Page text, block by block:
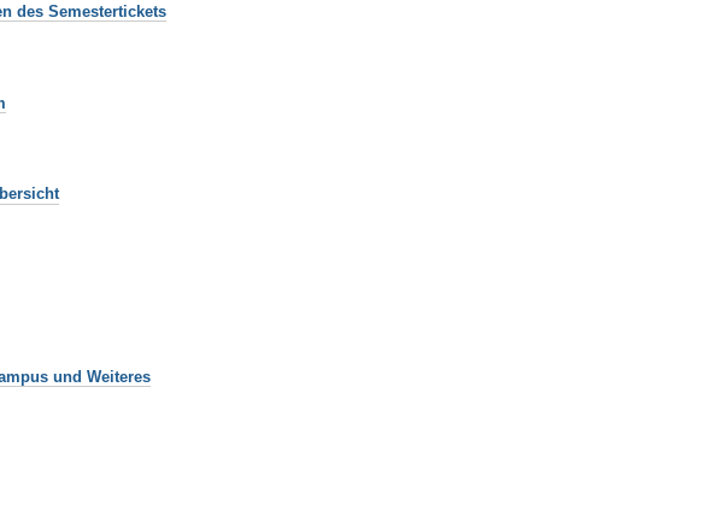
des Semestertickets
und Weiteres